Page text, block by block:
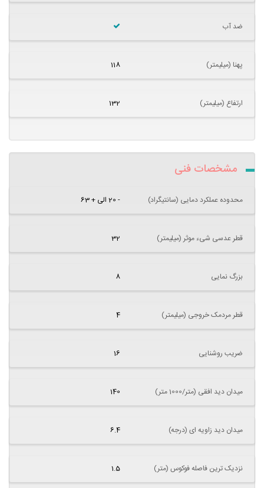
ضد آب
پهنا (میلیمتر) 118
ارتفاع (میلیمتر) 132
مشخصات فنی
محدوده عملکرد دمایی (سانتیگراد) - 20 الی + 63
قطر عدسی شیء موثر (میلیمتر) 32
بزرگ نمایی 8
قطر مردمک خروجی (میلیمتر) 4
ضریب روشنایی 16
میدان دید افقی (متر/1000 متر) 140
میدان دید زاویه ای (درجه) 6.4
نزدیک ترین فاصله فوکوس (متر) 1.5